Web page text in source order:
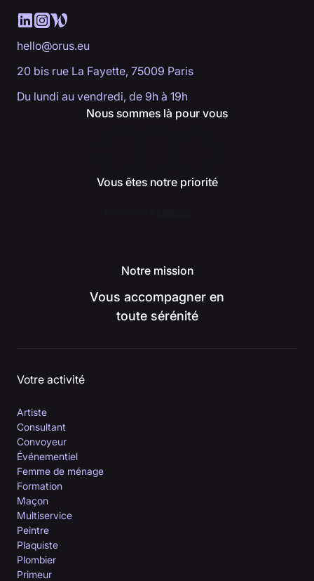
hello@orus.eu
20 bis rue La Fayette, 75009 Paris
Du lundi au vendredi, de 9h à 19h
Nous sommes là pour vous
Vous êtes notre priorité
Notre mission
Vous accompagner en
toute sérénité
Votre activité
Artiste
Consultant
Convoyeur
Événementiel
Femme de ménage
Formation
Maçon
Multiservice
Peintre
Plaquiste
Plombier
Primeur